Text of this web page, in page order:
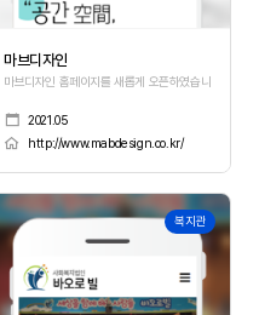
마브디자인
마브디자인 홈페이지를 새롭게 오픈하였습니다.
2021.05
http://www.mabdesign.co.kr/
352 복지관